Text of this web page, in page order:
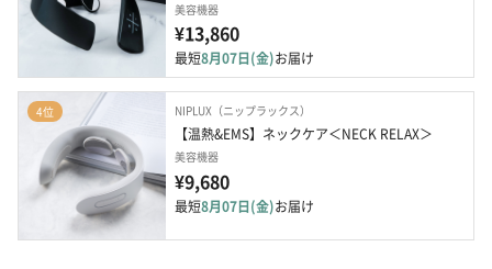
美容機器
¥13,860
最短8月07日(金)お届け
4位 NIPLUX（ニップラックス）
【温熱&EMS】ネックケア＜NECK RELAX＞
美容機器
¥9,680
最短8月07日(金)お届け